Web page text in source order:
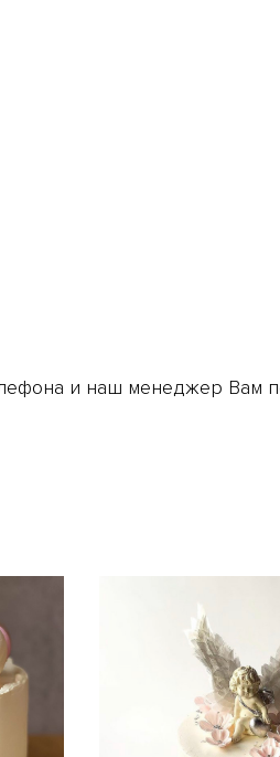
и наш менеджер Вам